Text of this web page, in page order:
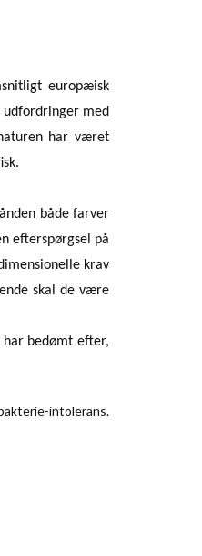
europæisk
udfordringer med
har været
både farver
efterspørgsel på
krav
skal de være
bedømt efter,
intolerans.